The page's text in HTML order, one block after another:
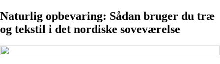
Naturlig opbevaring: Sådan bruger du træ
og tekstil i det nordiske soveværelse